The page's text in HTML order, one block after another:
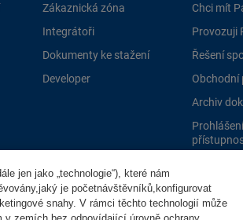
Zákaznická zóna
Integrátoři
Dokumenty ke stažení
Developer
Chci mít
Provozuji
Řešení
Obchodní
Archiv
jen jako „technologie“), které nám
je početnávštěvníků,konfigurovat
snahy. V rámci těchto technologií může